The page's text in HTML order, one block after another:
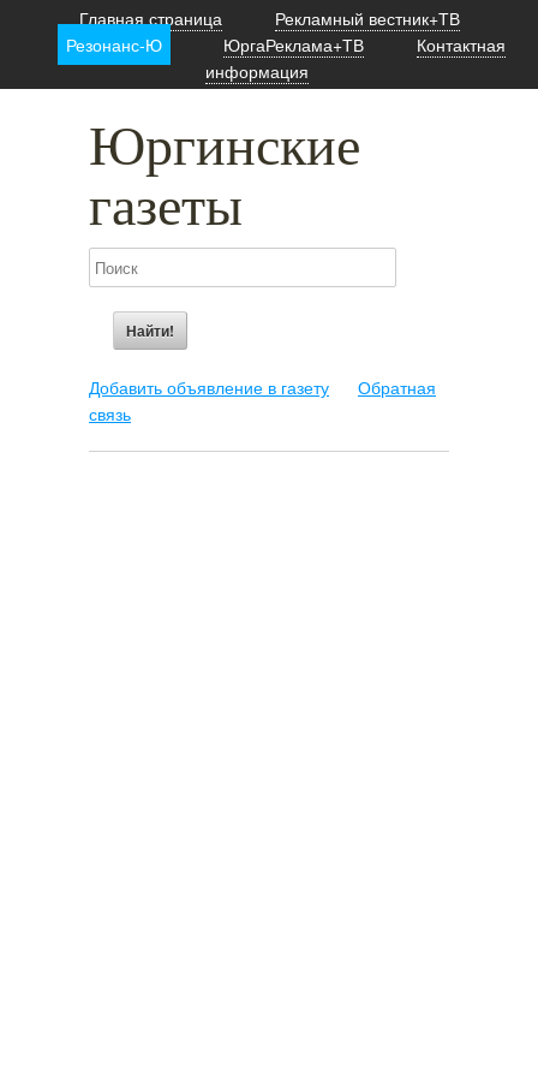
Главная страница
Рекламный вестник+ТВ
Резонанс-Ю
ЮргаРеклама+ТВ
Контактная
информация
Юргинские
газеты
Добавить объявление в газету
Обратная
связь